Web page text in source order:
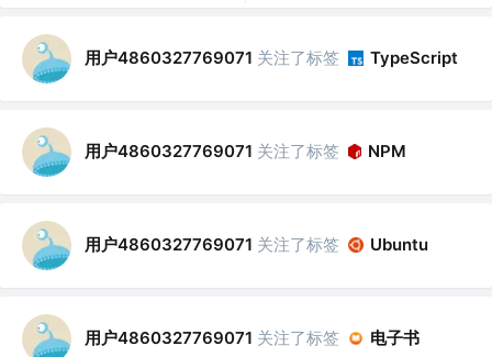
用户4860327769071 关注了标签 TypeScript
用户4860327769071 关注了标签 NPM
用户4860327769071 关注了标签 Ubuntu
用户4860327769071 关注了标签 电子书